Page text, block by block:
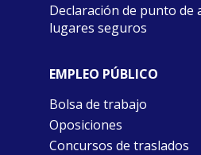
Declaración de punto de
lugares seguros
EMPLEO PÚBLICO
Bolsa de trabajo
Oposiciones
Concursos de traslados